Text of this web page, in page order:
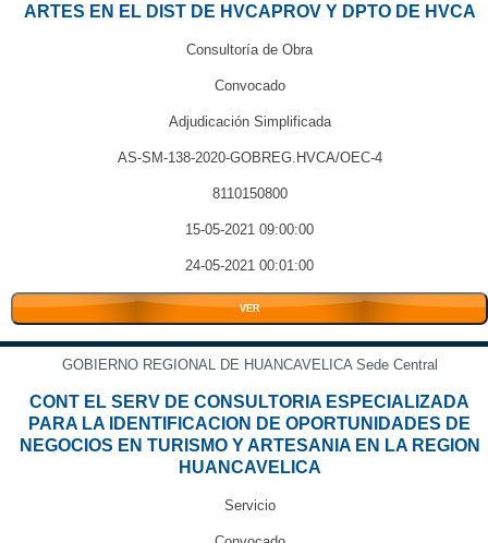
ARTES EN EL DIST DE HVCAPROV Y DPTO DE HVCA
Consultoría de Obra
Convocado
Adjudicación Simplificada
AS-SM-138-2020-GOBREG.HVCA/OEC-4
8110150800
15-05-2021 09:00:00
24-05-2021 00:01:00
VER
GOBIERNO REGIONAL DE HUANCAVELICA Sede Central
CONT EL SERV DE CONSULTORIA ESPECIALIZADA
PARA LA IDENTIFICACION DE OPORTUNIDADES DE
NEGOCIOS EN TURISMO Y ARTESANIA EN LA REGION
HUANCAVELICA
Servicio